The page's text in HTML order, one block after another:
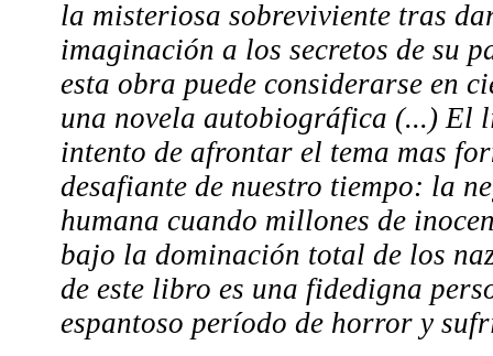
la misteriosa sobreviviente tras
imaginación a los secretos de su
esta obra puede considerarse en
una novela autobiográfica (...) El
intento de afrontar el tema mas
desafiante de nuestro tiempo: la
humana cuando millones de
bajo la dominación total de los
de este libro es una fidedigna
espantoso período de horror y